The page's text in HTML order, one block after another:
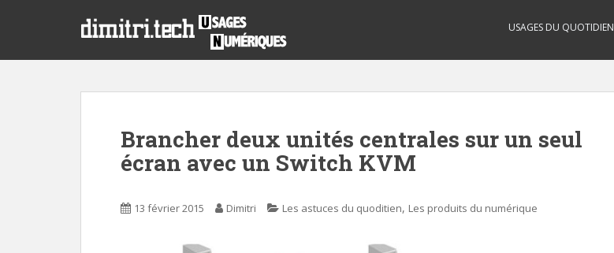
p
USAGES DU QUOTIDIEN
Brancher deux unités centrales sur un seul
écran avec un Switch KVM
13 février 2015 Dimitri Les astuces du quoditien, Les produits du numérique